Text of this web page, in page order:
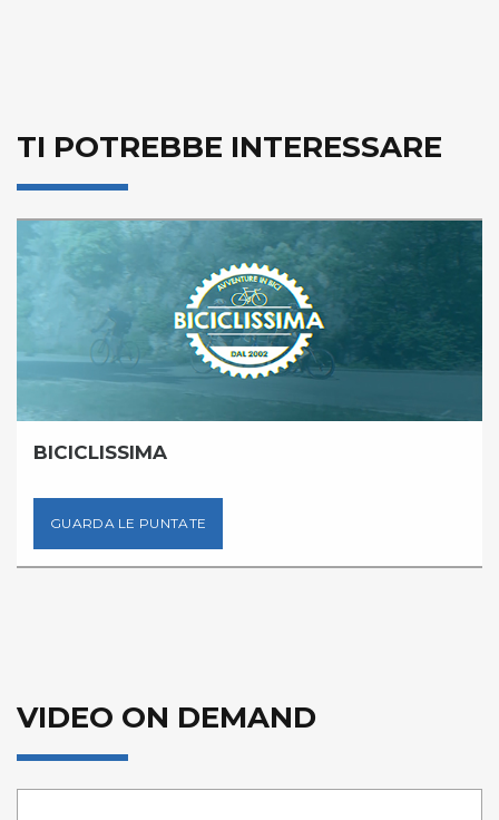
TI POTREBBE INTERESSARE
BICICLISSIMA
GUARDA LE PUNTATE
VIDEO ON DEMAND